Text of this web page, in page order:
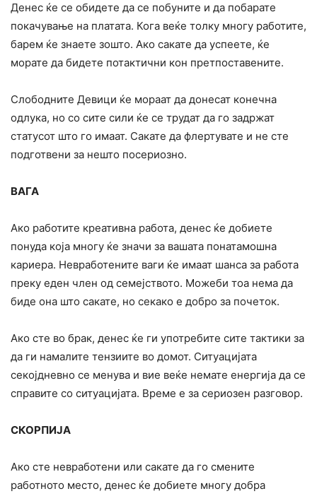
Денес ќе се обидете да се побуните и да побарате
покачување на платата. Кога веќе толку многу работите,
барем ќе знаете зошто. Ако сакате да успеете, ќе
морате да бидете потактични кон претпоставените.
Слободните Девици ќе мораат да донесат конечна
одлука, но со сите сили ќе се трудат да го задржат
статусот што го имаат. Сакате да флертувате и не сте
подготвени за нешто посериозно.
ВАГА
Ако работите креативна работа, денес ќе добиете
понуда која многу ќе значи за вашата понатамошна
кариера. Невработените ваги ќе имаат шанса за работа
преку еден член од семејството. Можеби тоа нема да
биде она што сакате, но секако е добро за почеток.
Ако сте во брак, денес ќе ги употребите сите тактики за
да ги намалите тензиите во домот. Ситуацијата
секојдневно се менува и вие веќе немате енергија да се
справите со ситуацијата. Време е за сериозен разговор.
СКОРПИЈА
Ако сте невработени или сакате да го смените
работното место, денес ќе добиете многу добра